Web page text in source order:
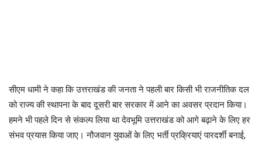
सीएम धामी ने कहा कि उत्तराखंड की जनता ने पहली बार किसी भी राजनीतिक दल
को राज्य की स्थापना के बाद दूसरी बार सरकार में आने का अवसर प्रदान किया।
हमने भी पहले दिन से संकल्प लिया था देवभूमि उत्तराखंड को आगे बढ़ाने के लिए हर
संभव प्रयास किया जाए। नौजवान युवाओं के लिए भर्ती प्रक्रियाएं पारदर्शी बनाई,